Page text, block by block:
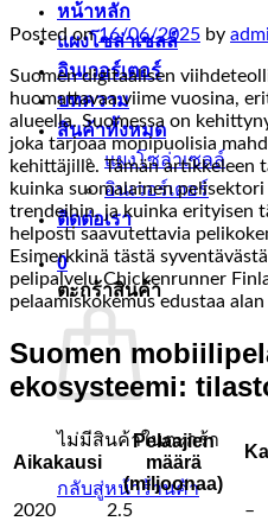
หน้าหลัก
แผงโซล่าเซลล์
อินเวอร์เตอร์
บทความ
สินค้าทั้งหมด
แผงโซล่าเซลล์
อินเวอร์เตอร์
ติดต่อเรา
0
ตะกร้าสินค้า
ไม่มีสินค้าในตะกร้า
กลับสู่หน้าร้านค้า
Posted on16/06/2025 by
Suomen digitaalisen
huomattavaa viime vuosina,
alueella. Suomessa on
joka tarjoaa monipuolisia
kehittäjille. Tämän artikkeleen
kuinka suomalainen
trendeihin, ja kuinka erityisen
helposti saavutettavia
Esimerkkinä tästä
pelipalvelu Chickenrunner
pelaamiskokemus edustaa
Suomen
ekosysteemi:
Aikakausi
Pelaajien
määrä
(miljoonaa)
2020 2.5 –